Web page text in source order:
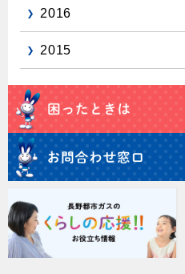
ガス設備安全点検について
各種手続き
お引越しのときには
ガス使用開始のご案内
ガス使用停止のご案内
インターネット受付
2016
2015